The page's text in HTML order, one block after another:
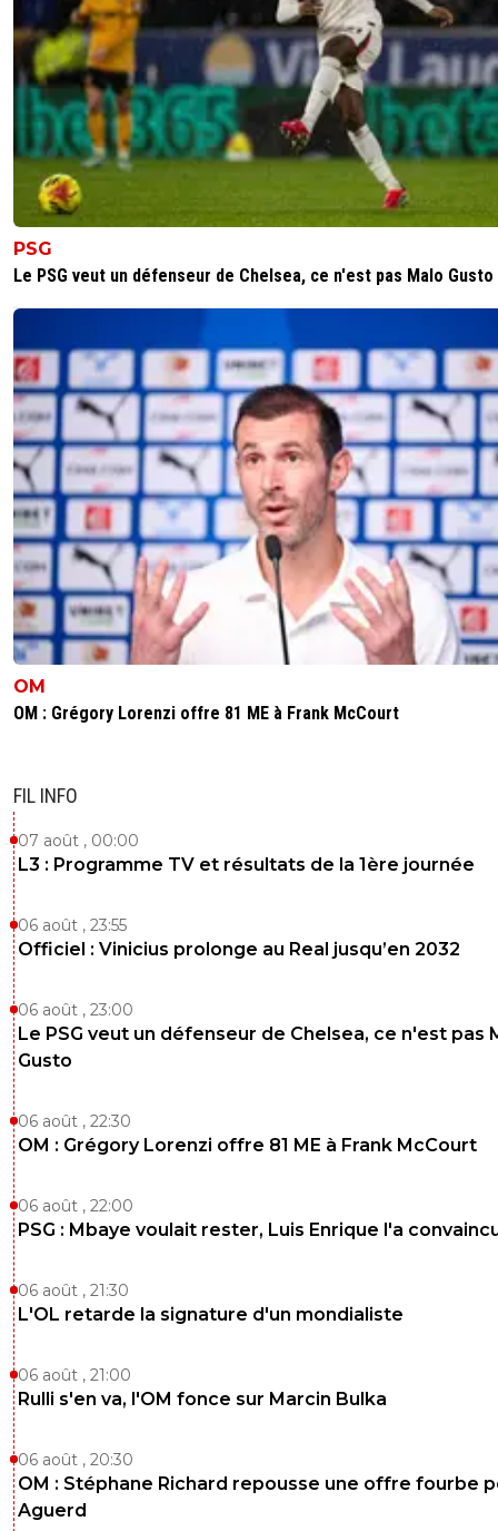
PSG
Le PSG veut un défenseur de Chelsea, ce n'est pas Malo Gusto
OM
OM : Grégory Lorenzi offre 81 ME à Frank McCourt
FIL INFO
07 août , 00:00
L3 : Programme TV et résultats de la 1ère journée
06 août , 23:55
Officiel : Vinicius prolonge au Real jusqu’en 2032
06 août , 23:00
Le PSG veut un défenseur de Chelsea, ce n'est pas
Gusto
06 août , 22:30
OM : Grégory Lorenzi offre 81 ME à Frank McCourt
06 août , 22:00
PSG : Mbaye voulait rester, Luis Enrique l'a
06 août , 21:30
L'OL retarde la signature d'un mondialiste
06 août , 21:00
Rulli s'en va, l'OM fonce sur Marcin Bulka
06 août , 20:30
OM : Stéphane Richard repousse une offre fourbe
Aguerd